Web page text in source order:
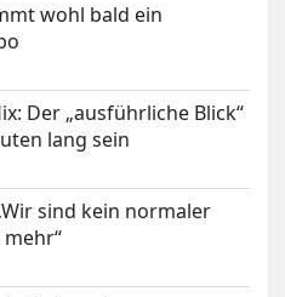
wohl bald ein
Der „ausführliche Blick“
lang sein
sind kein normaler